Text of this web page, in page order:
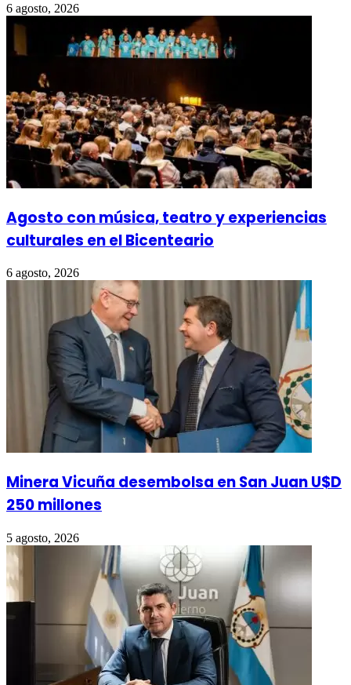
6 agosto, 2026
Agosto con música, teatro y experiencias
culturales en el Bicenteario
6 agosto, 2026
Minera Vicuña desembolsa en San Juan U$D
250 millones
5 agosto, 2026